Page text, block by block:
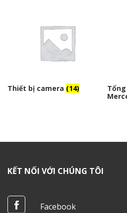
Thiết bị camera (14)
KẾT NỐI VỚI CHÚNG TÔI
Facebook